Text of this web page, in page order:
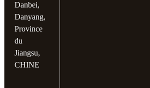
Danbei,
Danyang,
Province
du
Jiangsu,
CHINE